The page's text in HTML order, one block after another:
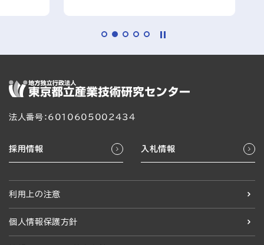
法人番号：6010605002434
採用情報 入札情報
利用上の注意
個人情報保護方針